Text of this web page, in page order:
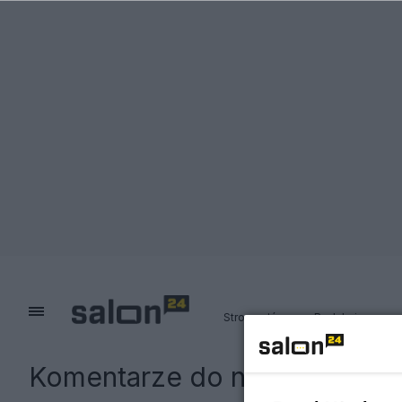
Strona główna Redakcja
Komentarze do notki: Jerzy